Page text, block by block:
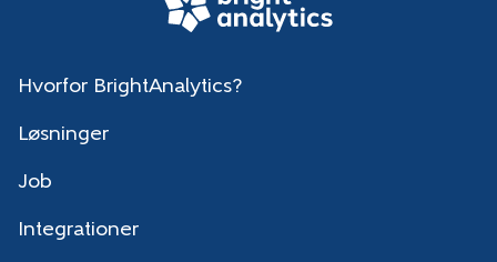
Hvorfor BrightAnalytics?
Løsninger
Job
Integrationer